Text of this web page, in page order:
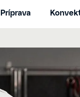
Príprava